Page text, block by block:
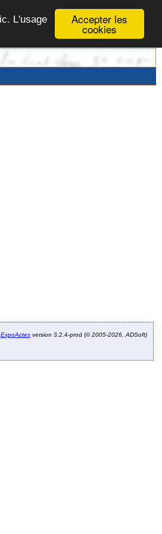
Accepter les
cookies
L'usage
ExpoActesversion 3.2.4-prod (©2005-2026, ADSoft)